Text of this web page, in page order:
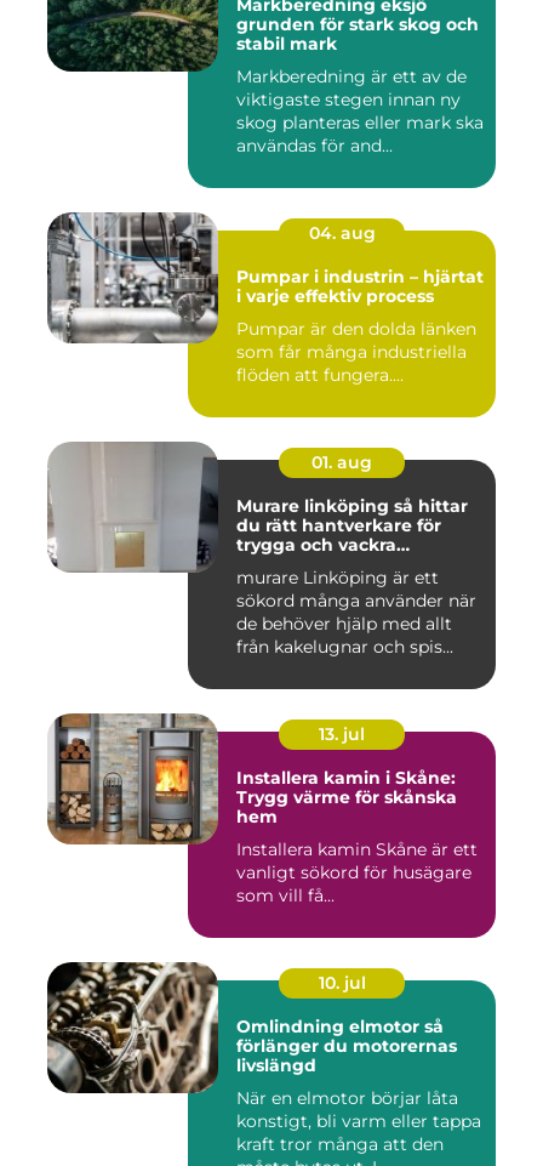
Markberedning eksjö
grunden för stark skog och
stabil mark
Markberedning är ett av de
viktigaste stegen innan ny
skog planteras eller mark ska
användas för and...
04. aug
Pumpar i industrin – hjärtat
i varje effektiv process
Pumpar är den dolda länken
som får många industriella
flöden att fungera....
01. aug
Murare linköping så hittar
du rätt hantverkare för
trygga och vackra
murare Linköping är ett
sökord många använder när
de behöver hjälp med allt
från kakelugnar och spis...
13. jul
Installera kamin i Skåne:
Trygg värme för skånska
hem
Installera kamin Skåne är ett
vanligt sökord för husägare
som vill få...
10. jul
Omlindning elmotor så
förlänger du motorernas
livslängd
När en elmotor börjar låta
konstigt, bli varm eller tappa
kraft tror många att den